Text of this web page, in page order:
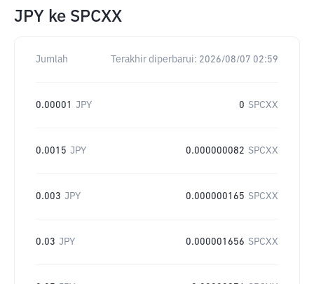
JPY ke SPCXX
Jumlah Terakhir diperbarui: 2026/08/07 02:59
0.00001 JPY 0 SPCXX
0.0015 JPY 0.000000082 SPCXX
0.003 JPY 0.000000165 SPCXX
0.03 JPY 0.000001656 SPCXX